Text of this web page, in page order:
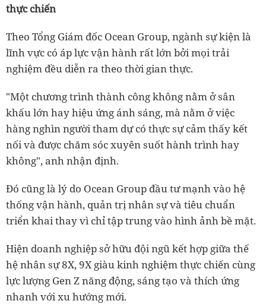
thực chiến
Theo Tổng Giám đốc Ocean Group, ngành sự kiện là
lĩnh vực có áp lực vận hành rất lớn bởi mọi trải
nghiệm đều diễn ra theo thời gian thực.
"Một chương trình thành công không nằm ở sân
khấu lớn hay hiệu ứng ánh sáng, mà nằm ở việc
hàng nghìn người tham dự có thực sự cảm thấy kết
nối và được chăm sóc xuyên suốt hành trình hay
không", anh nhận định.
Đó cũng là lý do Ocean Group đầu tư mạnh vào hệ
thống vận hành, quản trị nhân sự và tiêu chuẩn
triển khai thay vì chỉ tập trung vào hình ảnh bề mặt.
Hiện doanh nghiệp sở hữu đội ngũ kết hợp giữa thế
hệ nhân sự 8X, 9X giàu kinh nghiệm thực chiến cùng
lực lượng Gen Z năng động, sáng tạo và thích ứng
nhanh với xu hướng mới.